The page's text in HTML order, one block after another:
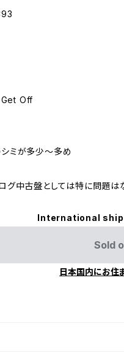
Get Off
ミが多少～多め
グ中古盤としては特に問題は
International
Sold
日本国内にお住